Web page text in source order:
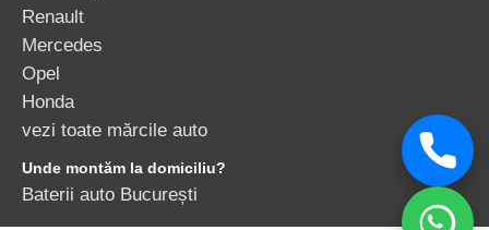
Renault
Mercedes
Opel
Honda
vezi toate mărcile auto
Unde montăm la domiciliu?
Baterii auto București